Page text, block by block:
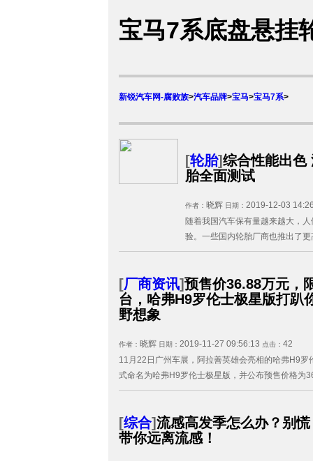
宝马7系底盘悬挂
新锐汽车网-腐败族>汽车品牌>宝马>宝马7系>
[轮胎]综合性能出色
胎全面测试
作者： 晓辉 日期： 2019-12-03
随着我国汽车保有量越来越大，
验。一些国内轮胎厂商也推出了
[厂商资讯]预售价36.88万元，
台，哈弗H9罗伦士极星版打趴
野想象
作者： 晓辉 日期： 2019-11-27 09:56:13 点击： 42
11月22日广州车展，阿拉善英雄会亮相的哈弗H9罗
式命名为哈弗H9罗伦士极星版，并公布预售价格为
[综合]流感高发季怎么办？别
带你远离流感！